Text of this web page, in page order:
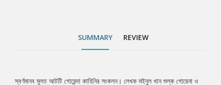
কাহিনি নিয়ে পাঠকদের আগ্রহের খোরাক জোগাবে, তেমনি অনেক জিজ্ঞাসার
SUMMARY REVIEW
স্বর্ণমানব মূলত আটটি গোয়েন্দা কাহিনির সংকলন। লেখক মইনুল খান শুল্ক গোয়েনা ও